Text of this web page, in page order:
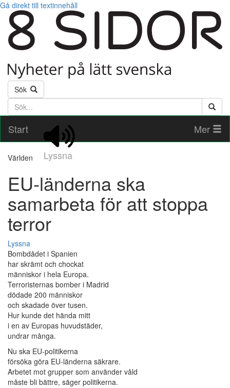
Gå direkt till textinnehåll
Sök
Söktext
Start
Lyssna
Mer
Världen
EU-länderna ska
samarbeta för att stoppa
terror
Lyssna
Bombdådet i Spanien
har skrämt och chockat
människor i hela Europa.
Terroristernas bomber i Madrid
dödade 200 människor
och skadade över tusen.
Hur kunde det hända mitt
i en av Europas huvudstäder,
undrar många.
Nu ska EU-politikerna
försöka göra EU-länderna säkrare.
Arbetet mot grupper som använder våld
måste bli bättre, säger politikerna.